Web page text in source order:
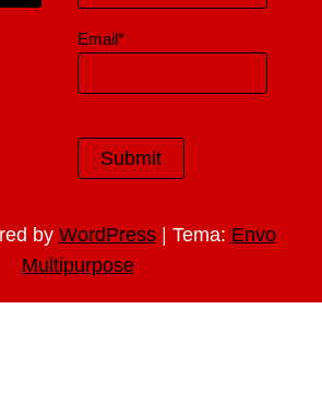
Email*
by WordPress | Tema: Envo
Multipurpose